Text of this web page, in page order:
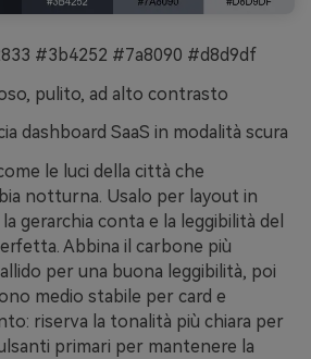
#3b4252 #7a8090 #d8d9df
pulito, ad alto contrasto
dashboard SaaS in modalità scura
le luci della città che
notturna. Usalo per layout in
gerarchia conta e la leggibilità del
Abbina il carbone più
per una buona leggibilità, poi
medio stabile per card e
riserva la tonalità più chiara per
primari per mantenere la